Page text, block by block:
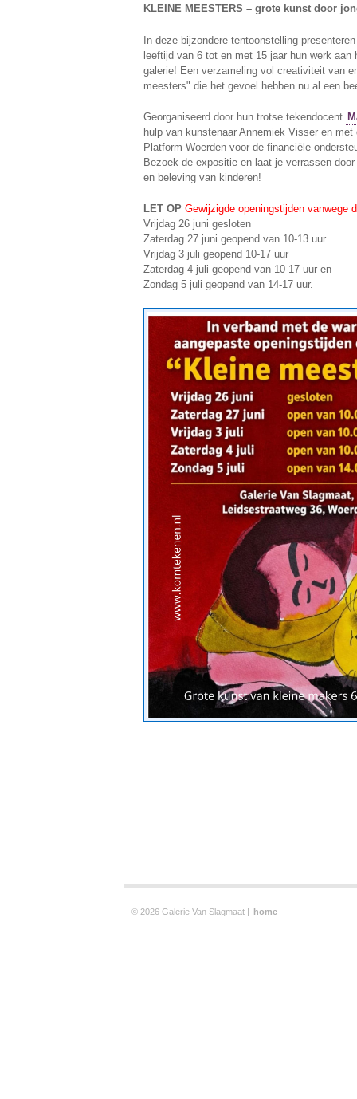
KLEINE MEESTERS – grote kunst door
In deze bijzondere tentoonstelling
leeftijd van 6 tot en met 15 jaar hun werk aan
galerie! Een verzameling vol creativiteit van
meesters" die het gevoel hebben nu al een
Georganiseerd door hun trotse tekendocent
hulp van kunstenaar Annemiek Visser en met
Platform Woerden voor de financiële
Bezoek de expositie en laat je verrassen
en beleving van kinderen!
LET OP Gewijzigde openingstijden vanwege
Vrijdag 26 juni gesloten
Zaterdag 27 juni geopend van 10-13 uur
Vrijdag 3 juli geopend 10-17 uur
Zaterdag 4 juli geopend van 10-17 uur en
Zondag 5 juli geopend van 14-17 uur.
© 2026 Galerie Van Slagmaat | home